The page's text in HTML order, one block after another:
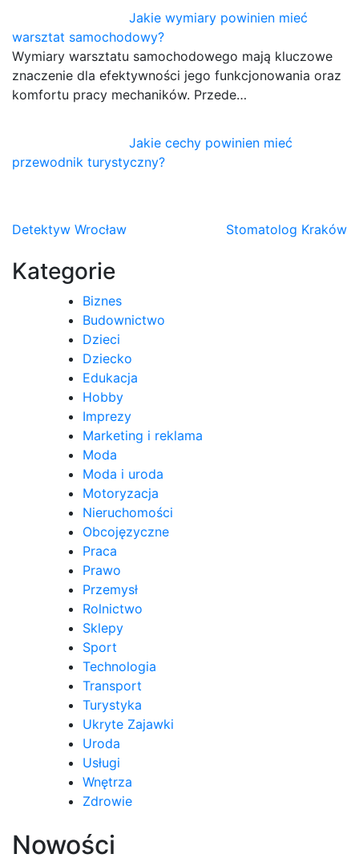
Jakie wymiary powinien mieć
warsztat samochodowy?
Wymiary warsztatu samochodowego mają kluczowe
znaczenie dla efektywności jego funkcjonowania oraz
komfortu pracy mechaników. Przede…
Jakie cechy powinien mieć
przewodnik turystyczny?
Nawigacja
wpisu
Detektyw Wrocław Stomatolog Kraków
Kategorie
Biznes
Budownictwo
Dzieci
Dziecko
Edukacja
Hobby
Imprezy
Marketing i reklama
Moda
Moda i uroda
Motoryzacja
Nieruchomości
Obcojęzyczne
Praca
Prawo
Przemysł
Rolnictwo
Sklepy
Sport
Technologia
Transport
Turystyka
Ukryte Zajawki
Uroda
Usługi
Wnętrza
Zdrowie
Nowości